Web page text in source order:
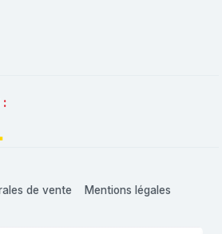
:
de vente Mentions légales